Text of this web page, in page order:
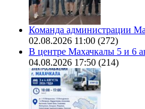
Команда администрации
02.08.2026 11:00 (272)
В центре Махачкалы 5 и 6
04.08.2026 17:50 (214)